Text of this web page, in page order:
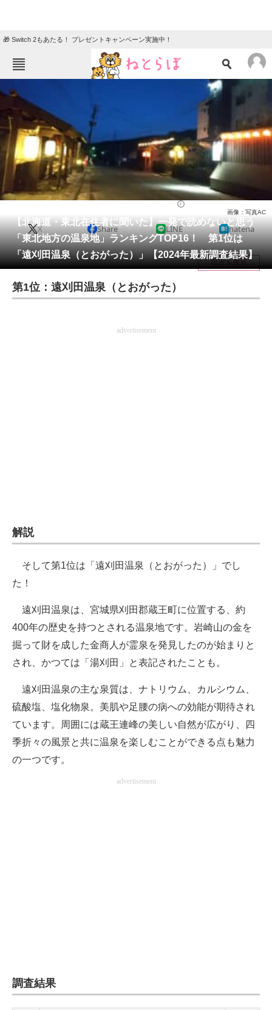
🎁 Switch 2もあたる！ プレゼントキャンペーン実施中！
TOP
エンタメ
グルメ 地域
住まい 教育・育児
動物
会員記事
メディア
注目記事を集めた総合ページ
ITの今と未来を見通す
ITエンジニア向け専門サイト
企業向けIT製品の総合サイト
製造業のIT導入・活用を支援
エレクトロニクス専門サイト
電子設計の基本と応用
建設×テクノロジーの最前線
ちょっと気になるネットの話題
【北海道・東北在住者に聞いた】一発で読めないと思う
「東北地方の温泉地」ランキングTOP16！ 第1位は
「遠刈田温泉（とおがった）」【2024年最新調査結果】
画像：写真AC
X Share LINE hatena
目次を表示
第1位：遠刈田温泉（とおがった）
advertisement
解説
そして第1位は「遠刈田温泉（とおがった）」でし
た！
遠刈田温泉は、宮城県刈田郡蔵王町に位置する、約
400年の歴史を持つとされる温泉地です。岩崎山の金を
掘って財を成した金商人が霊泉を発見したのが始まりと
され、かつては「湯刈田」と表記されたことも。
遠刈田温泉の主な泉質は、ナトリウム、カルシウム、
硫酸塩、塩化物泉。美肌や足腰の病への効能が期待され
ています。周囲には蔵王連峰の美しい自然が広がり、四
季折々の風景と共に温泉を楽しむことができる点も魅力
の一つです。
advertisement
調査結果